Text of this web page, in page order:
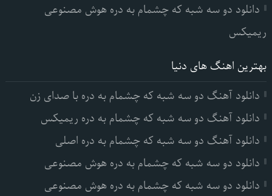
دانلود دو سه شبه که چشمام به دره هوش مصنوعی
ریمیکس
بهترین اهنگ های دنیا
دانلود آهنگ دو سه شبه که چشمام به دره با صدای زن
دانلود آهنگ دو سه شبه که چشمام به دره ریمیکس
دانلود آهنگ دو سه شبه که چشمام به دره اصلی
دانلود دو سه شبه که چشمام به دره هوش مصنوعی
دانلود دو سه شبه که چشمام به دره هوش مصنوعی